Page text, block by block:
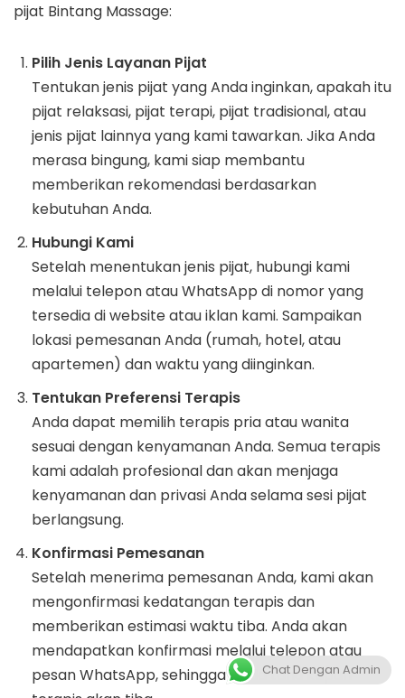
pijat Bintang Massage:
Pilih Jenis Layanan Pijat
Tentukan jenis pijat yang Anda inginkan, apakah itu
pijat relaksasi, pijat terapi, pijat tradisional, atau
jenis pijat lainnya yang kami tawarkan. Jika Anda
merasa bingung, kami siap membantu
memberikan rekomendasi berdasarkan
kebutuhan Anda.
Hubungi Kami
Setelah menentukan jenis pijat, hubungi kami
melalui telepon atau WhatsApp di nomor yang
tersedia di website atau iklan kami. Sampaikan
lokasi pemesanan Anda (rumah, hotel, atau
apartemen) dan waktu yang diinginkan.
Tentukan Preferensi Terapis
Anda dapat memilih terapis pria atau wanita
sesuai dengan kenyamanan Anda. Semua terapis
kami adalah profesional dan akan menjaga
kenyamanan dan privasi Anda selama sesi pijat
berlangsung.
Konfirmasi Pemesanan
Setelah menerima pemesanan Anda, kami akan
mengonfirmasi kedatangan terapis dan
memberikan estimasi waktu tiba. Anda akan
mendapatkan konfirmasi melalui telepon atau
pesan WhatsApp, sehingga Anda tahu kapan
Chat Dengan Admin